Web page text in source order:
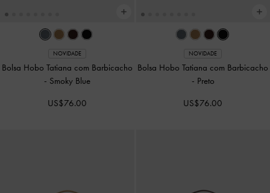
NOVIDADE
Bolsa Tote Lillith com Cordão de
Ajuste-Pecan Brown
US$99.00
NOVIDADE
Bolsa Hobo Aislin
US$96.00